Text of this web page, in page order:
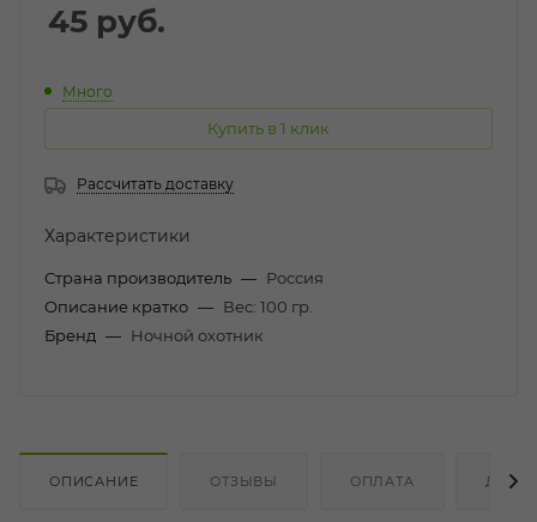
45 руб.
Много
Купить в 1 клик
Рассчитать доставку
Характеристики
Страна производитель — Россия
Описание кратко — Вес: 100 гр.
Бренд — Ночной охотник
ОПИСАНИЕ ОТЗЫВЫ ОПЛАТА